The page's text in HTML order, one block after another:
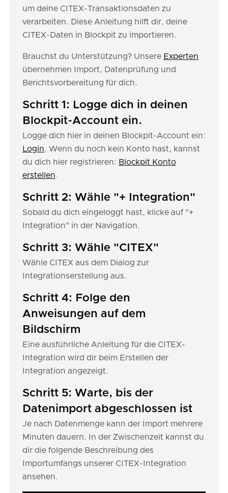
um deine CITEX-Transaktionsdaten zu
verarbeiten. Diese Anleitung hilft dir, deine
CITEX-Daten in Blockpit zu importieren.
Brauchst du Unterstützung? Unsere Experten
übernehmen Import, Datenprüfung und
Berichtsvorbereitung für dich.
Schritt 1: Logge dich in deinen
Blockpit-Account ein.
Logge dich hier in deinen Blockpit-Account ein:
Login. Wenn du noch kein Konto hast, kannst
du dich hier registrieren: Blockpit Konto
erstellen.
Schritt 2: Wähle "+ Integration"
Sobald du dich eingeloggt hast, klicke auf "+
Integration" in der Navigation.
Schritt 3: Wähle "CITEX"
Wähle CITEX aus dem Dialog zur
Integrationserstellung aus.
Schritt 4: Folge den
Anweisungen auf dem
Bildschirm
Eine ausführliche Anleitung für die CITEX-
Integration wird dir beim Erstellen der
Integration angezeigt.
Schritt 5: Warte, bis der
Datenimport abgeschlossen ist
Je nach Datenmenge kann der Import mehrere
Minuten dauern. In der Zwischenzeit kannst du
dir die folgende Beschreibung des
Importumfangs unserer CITEX-Integration
ansehen.